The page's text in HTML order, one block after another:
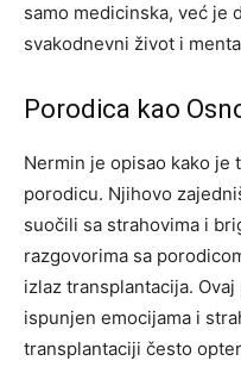
samo medicinska, već je
svakodnevni život i
Porodica kao
Nermin je opisao kako je
porodicu. Njihovo
suočili sa strahovima i
razgovorima sa
izlaz transplantacija.
ispunjen emocijama i
transplantaciji često